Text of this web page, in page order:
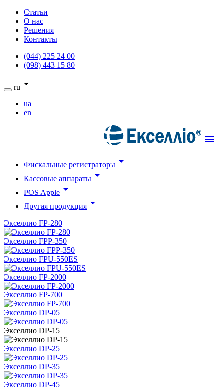
Статьи
О нас
Решения
Контакты
(044) 225 24 00
(098) 443 15 80
ru arrow_drop_down
ua
en
menu
Фискальные регистраторы arrow_drop_down
Кассовые аппараты arrow_drop_down
POS Apple arrow_drop_down
Другая продукция arrow_drop_down
Экселлио FP-280
Экселлио FPP-350
Экселлио FPU-550ES
Экселлио FP-2000
Экселлио FP-700
Экселлио DP-05
Экселлио DP-15
Экселлио DP-25
Экселлио DP-35
Экселлио DP-45